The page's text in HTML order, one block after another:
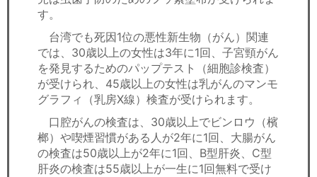
す。
台湾でも死因1位の悪性新生物（がん）関連
では、30歳以上の女性は3年に1回、子宮頸がん
を発見するためのパップテスト（細胞診検査）
が受けられ、45歳以上の女性は乳がんのマンモ
グラフィ（乳房X線）検査が受けられます。
口腔がんの検査は、30歳以上でビンロウ（檳
榔）や喫煙習慣がある人が2年に1回、大腸がん
の検査は50歳以上が2年に1回、B型肝炎、C型
肝炎の検査は55歳以上が一生に1回無料で受け